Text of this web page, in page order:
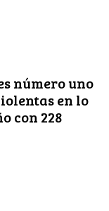
número uno
en lo
con 228